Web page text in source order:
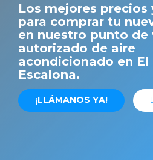
Los mejores precios
para comprar tu
en nuestro punto de
autorizado de aire
acondicionado en El
Escalona.
¡LLÁMANOS YA!